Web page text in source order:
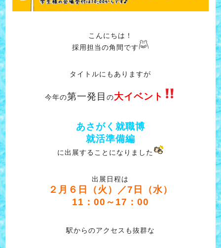
こんにちは！
採用担当の角間です
タイトルにもありますが
今年の第一発目の大イベント
あさがく就職博
就活準備編
に出展することになりました
出展日程は
２月６日（火）／7日（水）
11：00～17：00
駅からのアクセスも抜群な